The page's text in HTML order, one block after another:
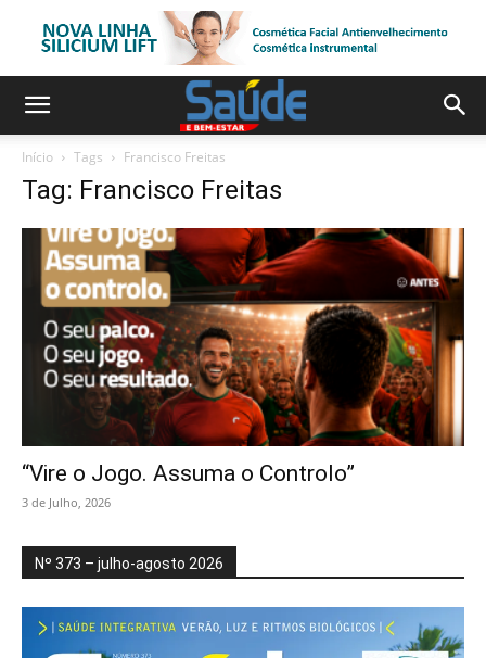
Início Tags Francisco Freitas
Tag: Francisco Freitas
“Vire o Jogo. Assuma o Controlo”
3 de Julho, 2026
Nº 373 – julho-agosto 2026